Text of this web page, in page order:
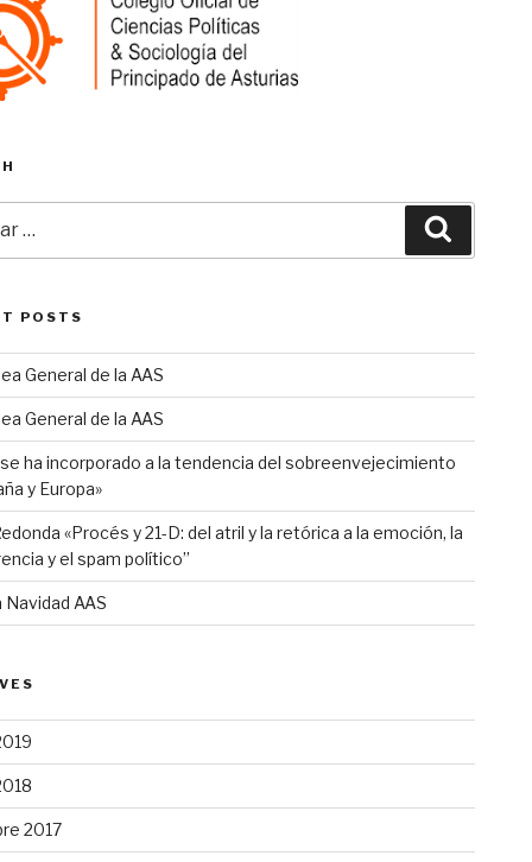
POSTS
General de la AAS
General de la AAS
ha incorporado a la tendencia del sobreenvejecimiento
y Europa»
«Procés y 21-D: del atril y la retórica a la emoción, la
y el spam político”
Navidad AAS
2017